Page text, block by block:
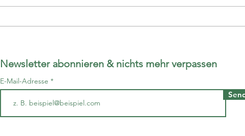
Kann man im Larven
Newsletter abonnieren & nichts mehr verpassen
E-Mail-Adresse